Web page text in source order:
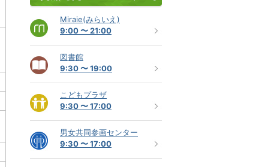
Miraie(みらいえ)
9:00 〜 21:00
図書館
9:30 〜 19:00
こどもプラザ
9:30 〜 17:00
男女共同参画センター
9:30 〜 17:00